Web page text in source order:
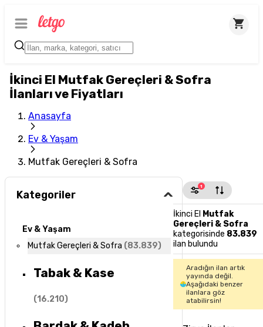
İkinci El Mutfak Gereçleri & Sofra
İlanları ve Fiyatları
Anasayfa
Ev & Yaşam
Mutfak Gereçleri & Sofra
Kategoriler
Ev & Yaşam
Mutfak Gereçleri & Sofra (83.839)
Tabak & Kase
(16.210)
1
İkinci El Mutfak
Gereçleri & Sofra
kategorisinde 83.839
ilan bulundu
Aradığın ilan artık
yayında değil.
Aşağıdaki benzer
ilanlara göz
atabilirsin!